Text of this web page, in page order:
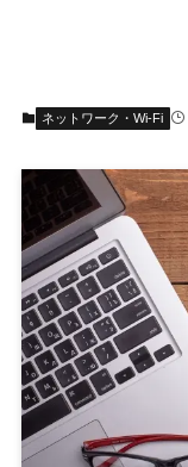
ネットワーク・Wi-Fi